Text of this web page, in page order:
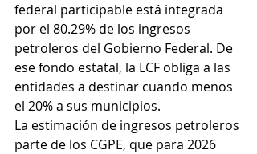
federal participable está integrada
por el 80.29% de los ingresos
petroleros del Gobierno Federal. De
ese fondo estatal, la LCF obliga a las
entidades a destinar cuando menos
el 20% a sus municipios.
La estimación de ingresos petroleros
parte de los CGPE, que para 2026